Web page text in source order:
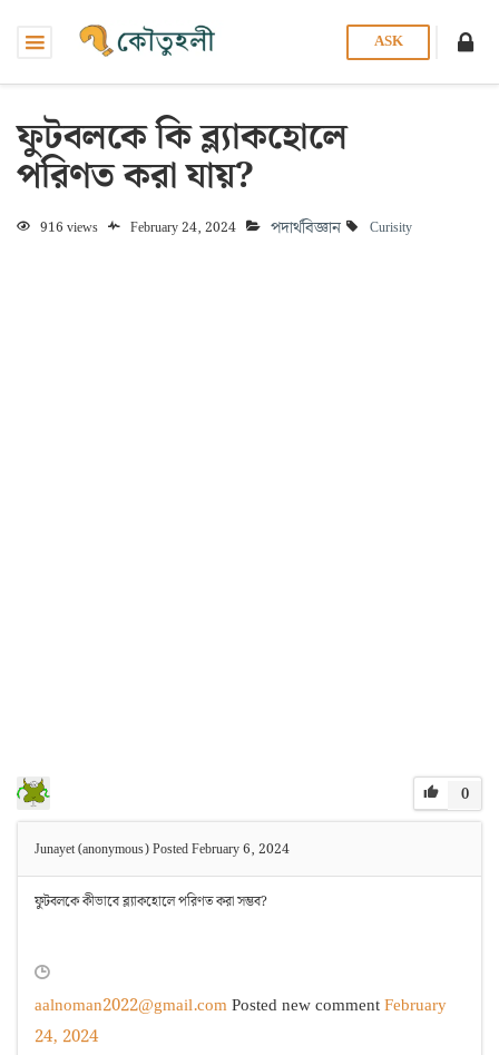
ASK
ফুটবলকে কি ব্ল্যাকহোলে
পরিণত করা যায়?
916 views February 24, 2024 পদার্থবিজ্ঞান Curisity
Junayet (anonymous)Posted February 6, 2024
0
ফুটবলকে কীভাবে ব্ল্যাকহোলে পরিণত করা সম্ভব?
aalnoman2022@gmail.comPosted new commentFebruary
24, 2024